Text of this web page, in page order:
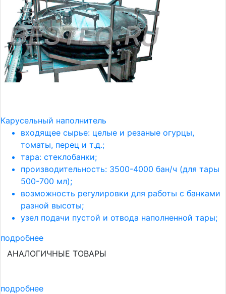
Карусельный наполнитель
входящее сырье: целые и резаные огурцы,
томаты, перец и т.д.;
тара: стеклобанки;
производительность: 3500-4000 бан/ч (для тары
500-700 мл);
возможность регулировки для работы с банками
разной высоты;
узел подачи пустой и отвода наполненной тары;
подробнее
АНАЛОГИЧНЫЕ ТОВАРЫ
подробнее